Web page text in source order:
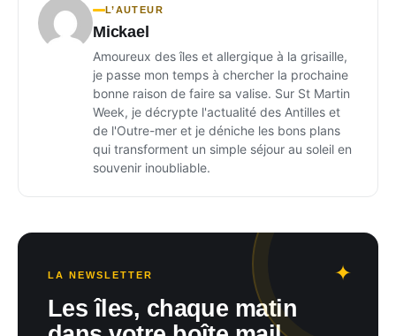
L’AUTEUR
Mickael
Amoureux des îles et allergique à la grisaille,
je passe mon temps à chercher la prochaine
bonne raison de faire sa valise. Sur St Martin
Week, je décrypte l'actualité des Antilles et
de l'Outre-mer et je déniche les bons plans
qui transforment un simple séjour au soleil en
souvenir inoubliable.
LA NEWSLETTER
Les îles, chaque matin